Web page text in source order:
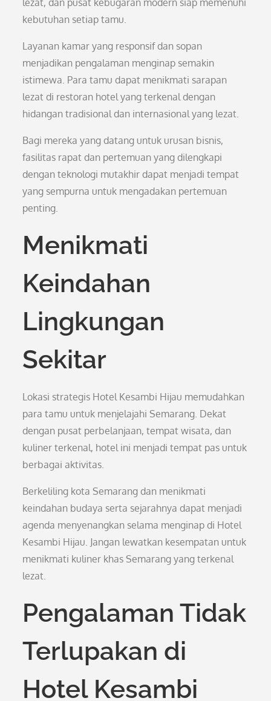
lezat, dan pusat kebugaran modern siap memenuhi
kebutuhan setiap tamu.
Layanan kamar yang responsif dan sopan
menjadikan pengalaman menginap semakin
istimewa. Para tamu dapat menikmati sarapan
lezat di restoran hotel yang terkenal dengan
hidangan tradisional dan internasional yang lezat.
Bagi mereka yang datang untuk urusan bisnis,
fasilitas rapat dan pertemuan yang dilengkapi
dengan teknologi mutakhir dapat menjadi tempat
yang sempurna untuk mengadakan pertemuan
penting.
Menikmati
Keindahan
Lingkungan
Sekitar
Lokasi strategis Hotel Kesambi Hijau memudahkan
para tamu untuk menjelajahi Semarang. Dekat
dengan pusat perbelanjaan, tempat wisata, dan
kuliner terkenal, hotel ini menjadi tempat pas untuk
berbagai aktivitas.
Berkeliling kota Semarang dan menikmati
keindahan budaya serta sejarahnya dapat menjadi
agenda menyenangkan selama menginap di Hotel
Kesambi Hijau. Jangan lewatkan kesempatan untuk
menikmati kuliner khas Semarang yang terkenal
lezat.
Pengalaman Tidak
Terlupakan di
Hotel Kesambi